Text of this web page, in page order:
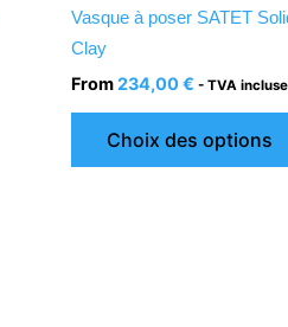
Vasque à poser SATET
Clay
From234,00€ - TVA incluse
Choix des options